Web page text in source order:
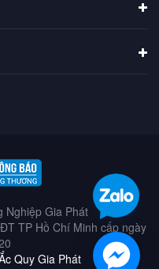
Nghiệp Gia Phát
TP Hồ Chí Minh cấp ngày
Quy Gia Phát